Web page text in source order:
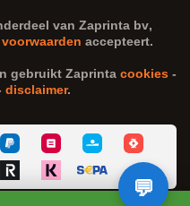
van Zaprinta bv,
accepteert.
gebruikt Zaprinta cookies-
disclaimer.